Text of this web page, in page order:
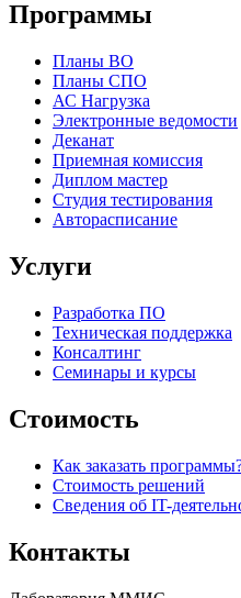
Программы
Планы ВО
Планы СПО
АС Нагрузка
Электронные ведомости
Деканат
Приемная комиссия
Диплом мастер
Студия тестирования
Авторасписание
Услуги
Разработка ПО
Техническая поддержка
Консалтинг
Семинары и курсы
Стоимость
Как заказать
Стоимость решений
Сведения об IT-
Контакты